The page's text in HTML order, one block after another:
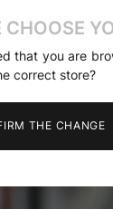
CHOOSE
that you are
correct store?
THE CHANGE